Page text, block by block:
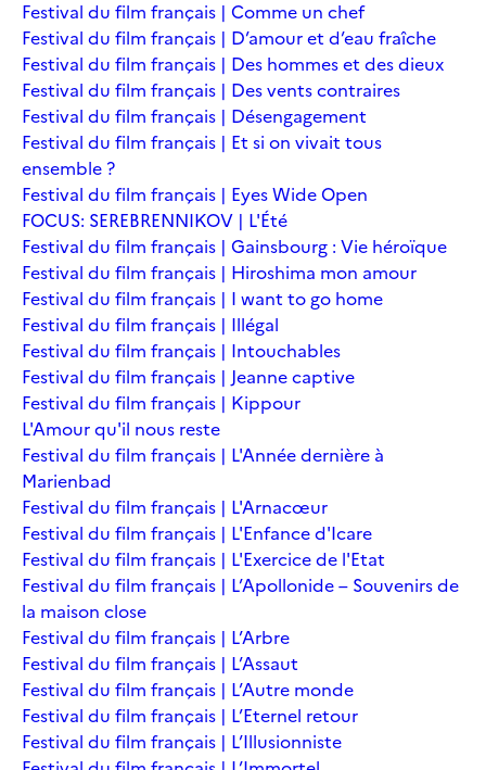
Festival du film français | Comme un chef
Festival du film français | D’amour et d’eau fraîche
Festival du film français | Des hommes et des dieux
Festival du film français | Des vents contraires
Festival du film français | Désengagement
Festival du film français | Et si on vivait tous
ensemble ?
Festival du film français | Eyes Wide Open
FOCUS: SEREBRENNIKOV | L'Été
Festival du film français | Gainsbourg : Vie héroïque
Festival du film français | Hiroshima mon amour
Festival du film français | I want to go home
Festival du film français | Illégal
Festival du film français | Intouchables
Festival du film français | Jeanne captive
Festival du film français | Kippour
L'Amour qu'il nous reste
Festival du film français | L'Année dernière à
Marienbad
Festival du film français | L'Arnacœur
Festival du film français | L'Enfance d'Icare
Festival du film français | L'Exercice de l'Etat
Festival du film français | L’Apollonide – Souvenirs de
la maison close
Festival du film français | L’Arbre
Festival du film français | L’Assaut
Festival du film français | L’Autre monde
Festival du film français | L’Eternel retour
Festival du film français | L’Illusionniste